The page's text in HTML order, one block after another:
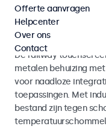
Railway
Touchscreens
en EN 45545-2 voor
De railway
metalen behuizing
voor naadloze
toepassingen. Met
bestand zijn tegen
Offerte aanvragen
Helpcenter
Over ons
Contact